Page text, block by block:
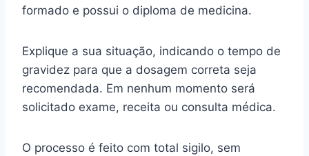
formado e possui o diploma de medicina.
Explique a sua situação, indicando o tempo de
gravidez para que a dosagem correta seja
recomendada. Em nenhum momento será
solicitado exame, receita ou consulta médica.
O processo é feito com total sigilo, sem